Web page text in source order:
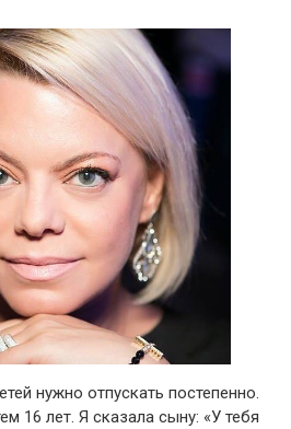
нужно отпускать постепенно.
16 лет. Я сказала сыну: «У тебя